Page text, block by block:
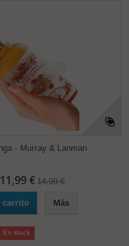
- Murray & Lanman
€ 14,99 €
carrito Más
En stock